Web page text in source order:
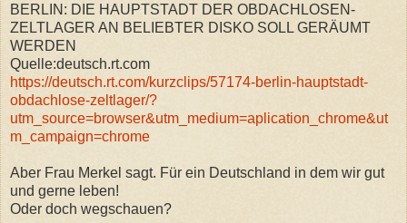
BERLIN: DIE HAUPTSTADT DER OBDACHLOSEN-
ZELTLAGER AN BELIEBTER DISKO SOLL GERÄUMT
WERDEN
Quelle:deutsch.rt.com
https://deutsch.rt.com/kurzclips/57174-berlin-hauptstadt-
obdachlose-zeltlager/?
utm_source=browser&utm_medium=aplication_chrome&ut
m_campaign=chrome
Aber Frau Merkel sagt. Für ein Deutschland in dem wir gut
und gerne leben!
Oder doch wegschauen?